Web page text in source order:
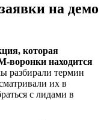
на демо
которая
воронки находится
разбирали термин
их в
с лидами в